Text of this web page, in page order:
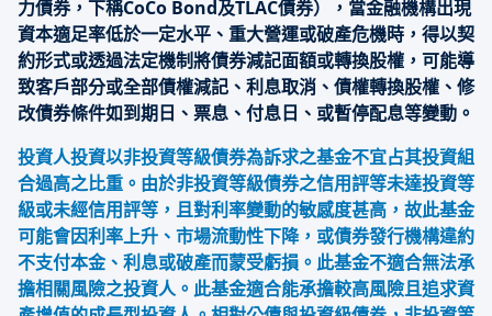
力債券，下稱CoCo Bond及TLAC債券），當金融機構出現
資本適足率低於一定水平、重大營運或破產危機時，得以契
約形式或透過法定機制將債券減記面額或轉換股權，可能導
致客戶部分或全部債權減記、利息取消、債權轉換股權、修
改債券條件如到期日、票息、付息日、或暫停配息等變動。
投資人投資以非投資等級債券為訴求之基金不宜占其投資組
合過高之比重。由於非投資等級債券之信用評等未達投資等
級或未經信用評等，且對利率變動的敏感度甚高，故此基金
可能會因利率上升、市場流動性下降，或債券發行機構違約
不支付本金、利息或破產而蒙受虧損。此基金不適合無法承
擔相關風險之投資人。此基金適合能承擔較高風險且追求資